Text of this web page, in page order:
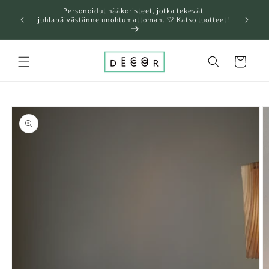
sisältöön
Personoidut hääkoristeet, jotka tekevät
juhlapäivästänne unohtumattoman. 🤍 Katso tuotteet!
Ostoskori
Siirry
tuotetietoihin